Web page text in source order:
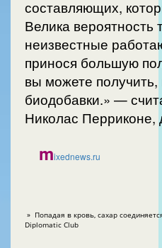
составляющих,
Велика вероятность
неизвестные
принося большую
вы можете
биодобавки.» —
Николас Перриконе,
mixednews.ru
» Попадая в кровь, сахар соединяется с
Diplomatic Club